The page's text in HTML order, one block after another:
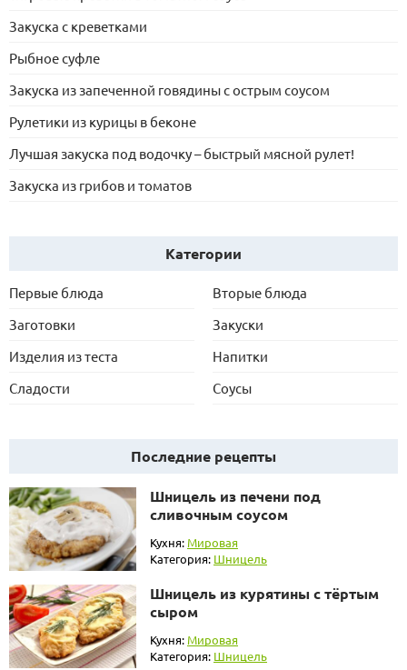
Закуска с креветками
Рыбное суфле
Закуска из запеченной говядины с острым соусом
Рулетики из курицы в беконе
Лучшая закуска под водочку – быстрый мясной рулет!
Закуска из грибов и томатов
Категории
Первые блюда
Вторые блюда
Заготовки
Закуски
Изделия из теста
Напитки
Сладости
Соусы
Последние рецепты
Шницель из печени под
сливочным соусом
Кухня: Мировая
Категория: Шницель
Шницель из курятины с тёртым
сыром
Кухня: Мировая
Категория: Шницель